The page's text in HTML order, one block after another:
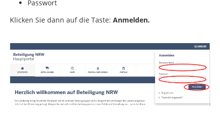
Passwort
Klicken Sie dann auf die Taste: Anmelden.